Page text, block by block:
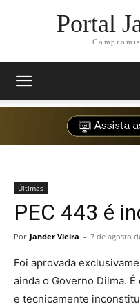
Portal
Últimas
PEC 443 é
Por Jander Vieira - 7 de agosto
Foi aprovada
ainda o Governo Dilma.
e tecnicamente